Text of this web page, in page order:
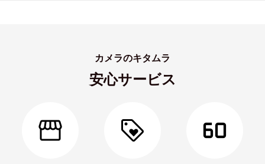
カメラのキタムラ
安心サービス